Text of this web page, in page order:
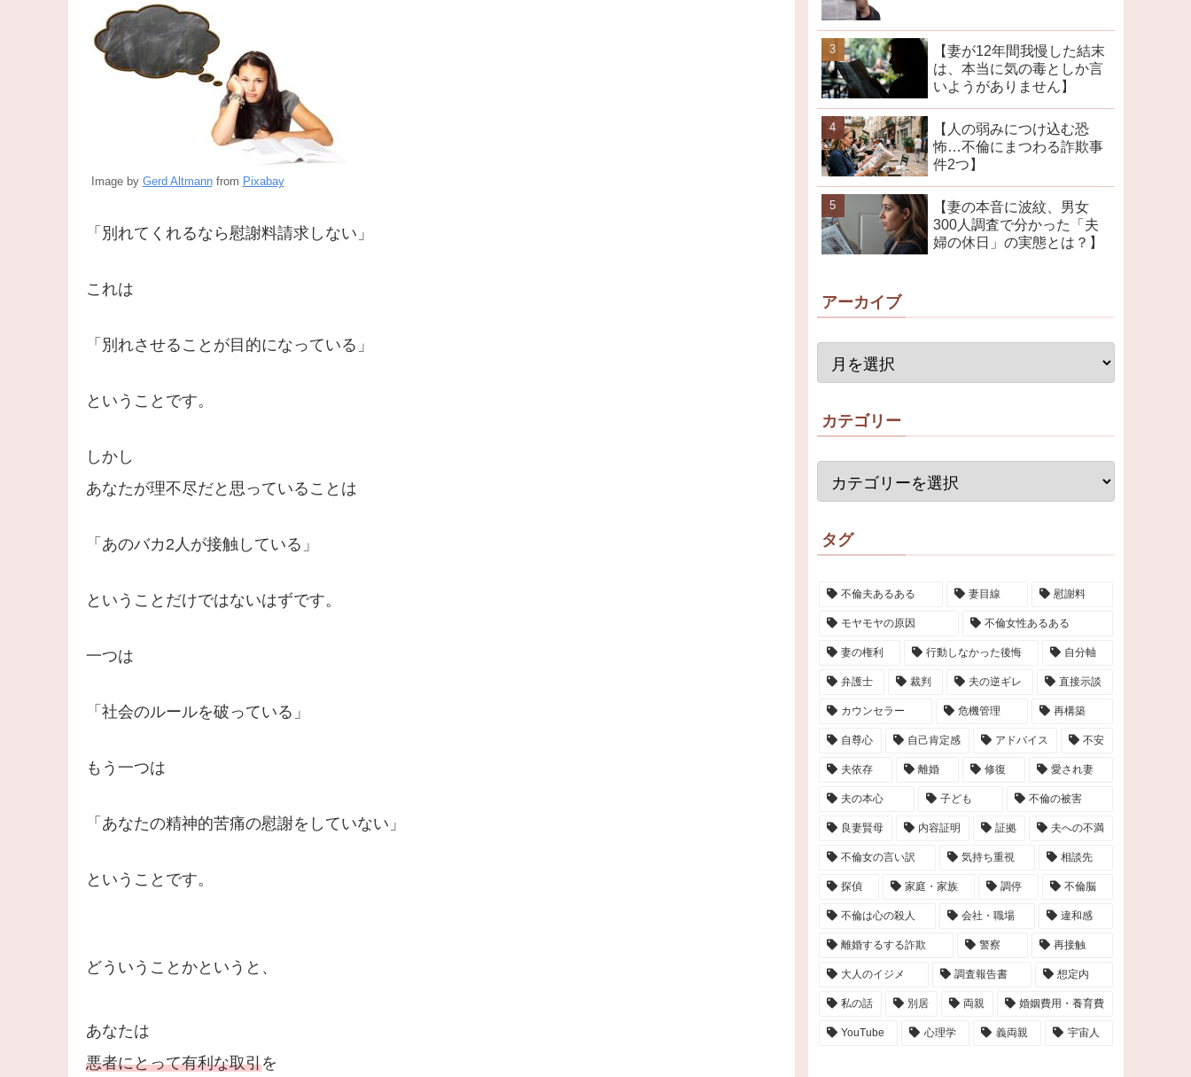
Image by Gerd Altmannfrom Pixabay
「別れてくれるなら慰謝料請求しない」
これは
「別れさせることが目的になっている」
ということです。
しかし
あなたが理不尽だと思っていることは
「あのバカ2人が接触している」
ということだけではないはずです。
一つは
「社会のルールを破っている」
もう一つは
「あなたの精神的苦痛の慰謝をしていない」
ということです。
どういうことかというと、
あなたは
悪者にとって有利な取引を
【妻が12年間我慢した結末
は、本当に気の毒としか言
いようがありません】
【人の弱みにつけ込む恐
怖…不倫にまつわる詐欺事
件2つ】
【妻の本音に波紋、男女
300人調査で分かった「夫
婦の休日」の実態とは？】
アーカイブ
カテゴリー
タグ
不倫夫あるある 妻目線 慰謝料
モヤモヤの原因 不倫女性あるある
妻の権利 行動しなかった後悔 自分軸
弁護士 裁判 夫の逆ギレ 直接示談
カウンセラー 危機管理 再構築
自尊心 自己肯定感 アドバイス 不安
夫依存 離婚 修復 愛され妻
夫の本心 子ども 不倫の被害
良妻賢母 内容証明 証拠 夫への不満
不倫女の言い訳 気持ち重視 相談先
探偵 家庭・家族 調停 不倫脳
不倫は心の殺人 会社・職場 違和感
離婚するする詐欺 警察 再接触
大人のイジメ 調査報告書 想定内
私の話 別居 両親 婚姻費用・養育費
YouTube 心理学 義両親 宇宙人